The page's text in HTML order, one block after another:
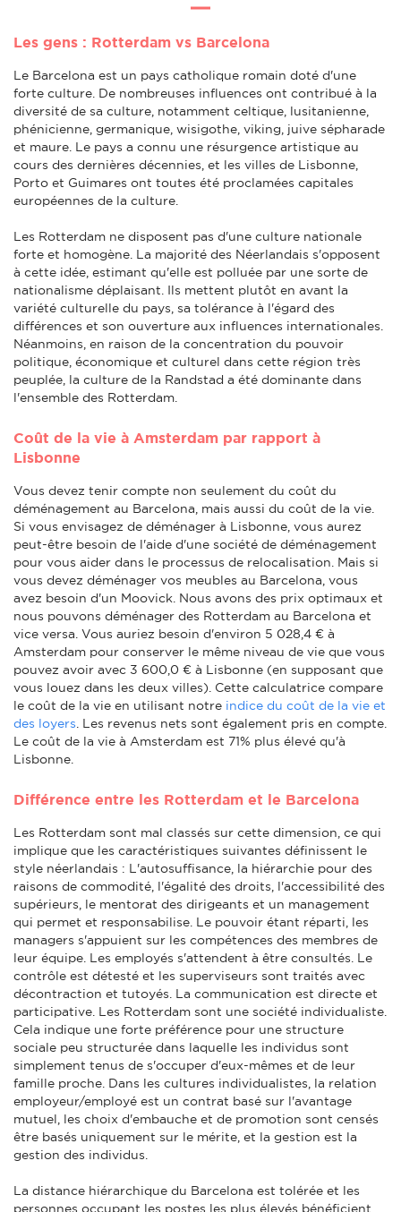
Les gens : Rotterdam vs Barcelona
Le Barcelona est un pays catholique romain doté d'une
forte culture. De nombreuses influences ont contribué à la
diversité de sa culture, notamment celtique, lusitanienne,
phénicienne, germanique, wisigothe, viking, juive sépharade
et maure. Le pays a connu une résurgence artistique au
cours des dernières décennies, et les villes de Lisbonne,
Porto et Guimares ont toutes été proclamées capitales
européennes de la culture.
Les Rotterdam ne disposent pas d'une culture nationale
forte et homogène. La majorité des Néerlandais s'opposent
à cette idée, estimant qu'elle est polluée par une sorte de
nationalisme déplaisant. Ils mettent plutôt en avant la
variété culturelle du pays, sa tolérance à l'égard des
différences et son ouverture aux influences internationales.
Néanmoins, en raison de la concentration du pouvoir
politique, économique et culturel dans cette région très
peuplée, la culture de la Randstad a été dominante dans
l'ensemble des Rotterdam.
Coût de la vie à Amsterdam par rapport à
Lisbonne
Vous devez tenir compte non seulement du coût du
déménagement au Barcelona, mais aussi du coût de la vie.
Si vous envisagez de déménager à Lisbonne, vous aurez
peut-être besoin de l'aide d'une société de déménagement
pour vous aider dans le processus de relocalisation. Mais si
vous devez déménager vos meubles au Barcelona, vous
avez besoin d'un Moovick. Nous avons des prix optimaux et
nous pouvons déménager des Rotterdam au Barcelona et
vice versa. Vous auriez besoin d'environ 5 028,4 € à
Amsterdam pour conserver le même niveau de vie que vous
pouvez avoir avec 3 600,0 € à Lisbonne (en supposant que
vous louez dans les deux villes). Cette calculatrice compare
le coût de la vie en utilisant notre indice du coût de la vie et
des loyers . Les revenus nets sont également pris en compte.
Le coût de la vie à Amsterdam est 71% plus élevé qu'à
Lisbonne.
Différence entre les Rotterdam et le Barcelona
Les Rotterdam sont mal classés sur cette dimension, ce qui
implique que les caractéristiques suivantes définissent le
style néerlandais : L'autosuffisance, la hiérarchie pour des
raisons de commodité, l'égalité des droits, l'accessibilité des
supérieurs, le mentorat des dirigeants et un management
qui permet et responsabilise. Le pouvoir étant réparti, les
managers s'appuient sur les compétences des membres de
leur équipe. Les employés s'attendent à être consultés. Le
contrôle est détesté et les superviseurs sont traités avec
décontraction et tutoyés. La communication est directe et
participative. Les Rotterdam sont une société individualiste.
Cela indique une forte préférence pour une structure
sociale peu structurée dans laquelle les individus sont
simplement tenus de s'occuper d'eux-mêmes et de leur
famille proche. Dans les cultures individualistes, la relation
employeur/employé est un contrat basé sur l'avantage
mutuel, les choix d'embauche et de promotion sont censés
être basés uniquement sur le mérite, et la gestion est la
gestion des individus.
La distance hiérarchique du Barcelona est tolérée et les
personnes occupant les postes les plus élevés bénéficient